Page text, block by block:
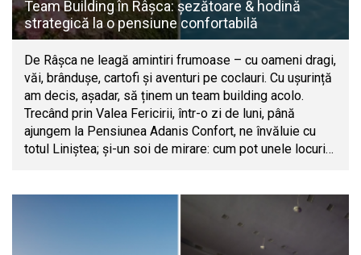
Team Building în Râșca: șezătoare & hodină
strategică la o pensiune confortabilă
De Râșca ne leagă amintiri frumoase – cu oameni dragi,
văi, brândușe, cartofi și aventuri pe coclauri. Cu ușurință
am decis, așadar, să ținem un team building acolo.
Trecând prin Valea Fericirii, într-o zi de luni, până
ajungem la Pensiunea Adanis Confort, ne învăluie cu
totul Liniștea; și-un soi de mirare: cum pot unele locuri…